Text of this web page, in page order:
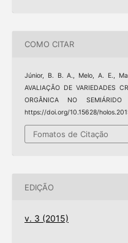
COMO CITAR
Júnior, B. B. A., Melo, A. E.,
AVALIAÇÃO DE VARIEDADES
ORGÂNICA NO
https://doi.org/10.15628/
Fomatos de Citação
EDIÇÃO
v. 3 (2015)